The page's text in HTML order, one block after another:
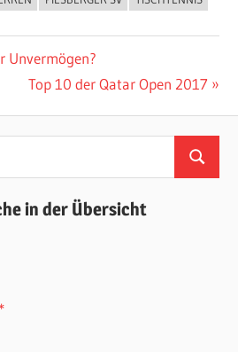
Unvermögen?
Nächster
Top 10 der Qatar Open 2017
Suchen
in der Übersicht